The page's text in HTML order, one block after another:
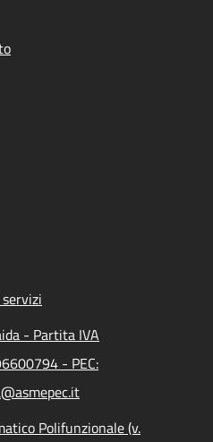
- Partita IVA
- PEC:
Polifunzionale (v.